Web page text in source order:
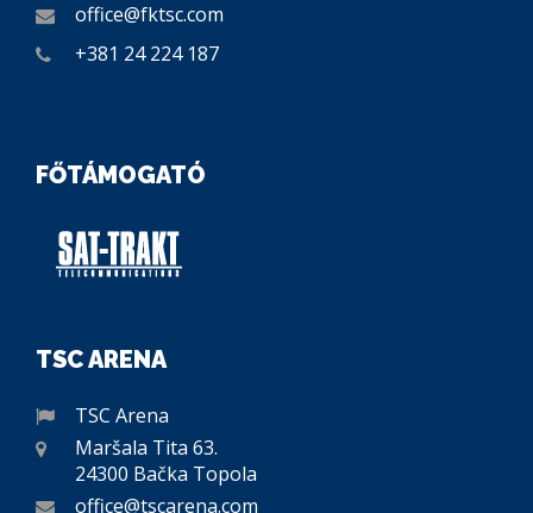
office@fktsc.com
+381 24 224 187
FŐTÁMOGATÓ
TSC ARENA
TSC Arena
Maršala Tita 63.
24300 Bačka Topola
office@tscarena.com